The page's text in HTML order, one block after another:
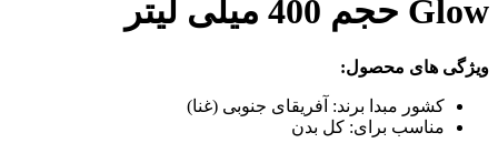
Glow حجم 400 میلی لیتر
ویژگی های محصول:
کشور مبدا برند: آفریقای جنوبی (غنا)
مناسب برای: کل بدن